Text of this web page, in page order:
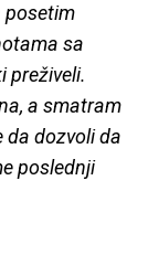
posetim
sa
preživeli.
a smatram
da dozvoli da
poslednji